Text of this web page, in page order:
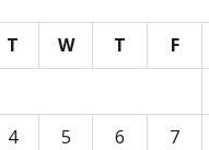
T W T F
4 5 6 7